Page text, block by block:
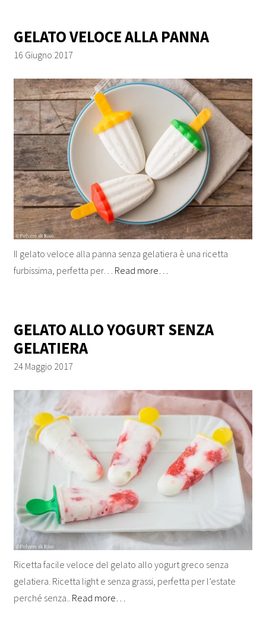
GELATO VELOCE ALLA PANNA
16 Giugno 2017
Il gelato veloce alla panna senza gelatiera è una ricetta
furbissima, perfetta per… Read more…
GELATO ALLO YOGURT SENZA
GELATIERA
24 Maggio 2017
Ricetta facile veloce del gelato allo yogurt greco senza
gelatiera. Ricetta light e senza grassi, perfetta per l’estate
perché senza.. Read more…